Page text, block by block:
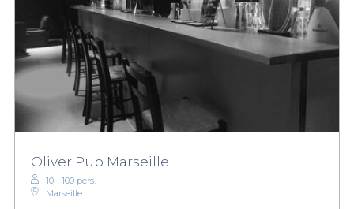
Oliver Pub Marseille
10 - 100 pers.
Marseille